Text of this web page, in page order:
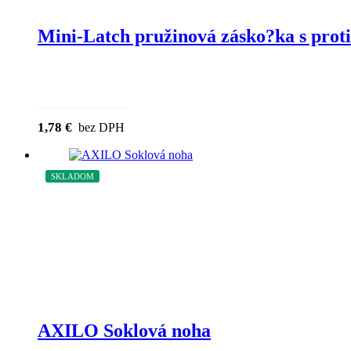
Mini-Latch pružinová zásko?ka s
1,78 € bez DPH
SKLADOM
AXILO Soklová noha